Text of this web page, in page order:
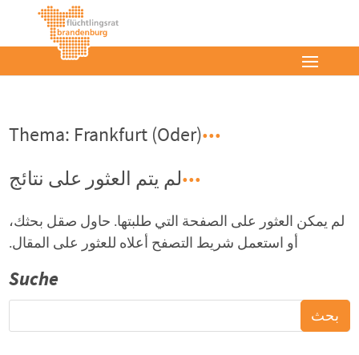
Thema: Frankfurt (Oder)
لم يتم العثور على نتائج
لم يمكن العثور على الصفحة التي طلبتها. حاول صقل بحثك،
أو استعمل شريط التصفح أعلاه للعثور على المقال.
Suche